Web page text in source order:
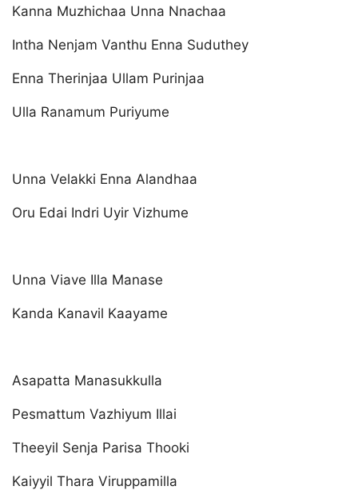
Kanna Muzhichaa Unna Nnachaa
Intha Nenjam Vanthu Enna Suduthey
Enna Therinjaa Ullam Purinjaa
Ulla Ranamum Puriyume
Unna Velakki Enna Alandhaa
Oru Edai Indri Uyir Vizhume
Unna Viave Illa Manase
Kanda Kanavil Kaayame
Asapatta Manasukkulla
Pesmattum Vazhiyum Illai
Theeyil Senja Parisa Thooki
Kaiyyil Thara Viruppamilla